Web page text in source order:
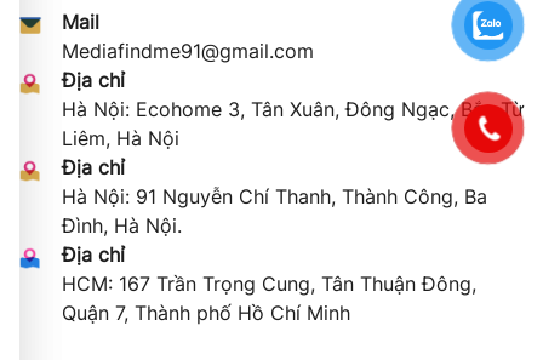
Mail
Mediafindme91@gmail.com
Địa chỉ
Hà Nội: Ecohome 3, Tân Xuân, Đông Ngạc, Bắc Từ
Liêm, Hà Nội
Địa chỉ
Hà Nội: 91 Nguyễn Chí Thanh, Thành Công, Ba
Đình, Hà Nội.
Địa chỉ
HCM: 167 Trần Trọng Cung, Tân Thuận Đông,
Quận 7, Thành phố Hồ Chí Minh